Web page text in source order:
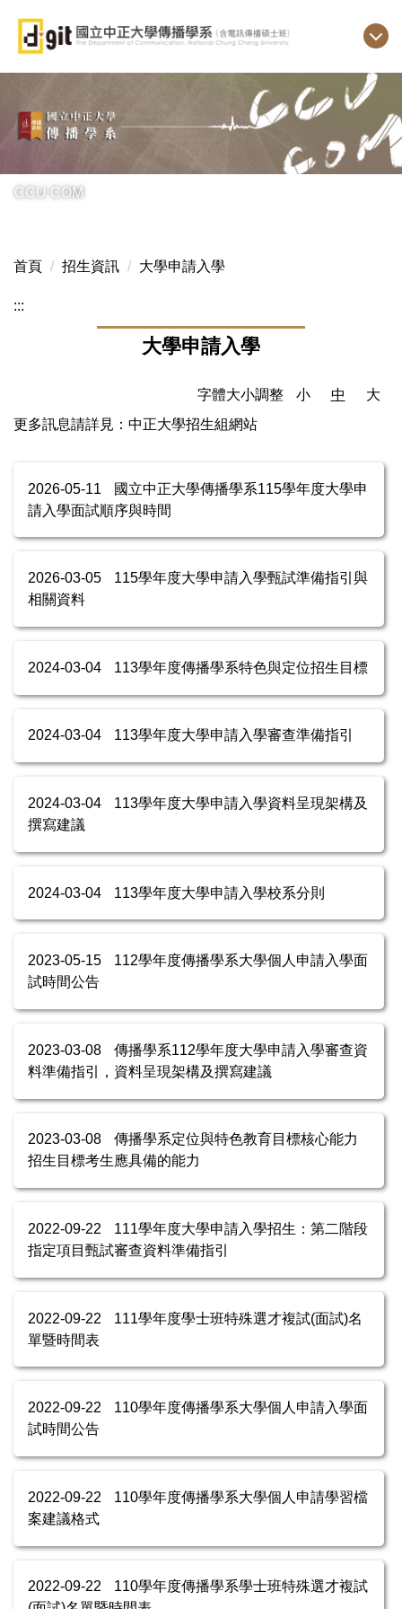
主
區
CCU COM
首頁 招生資訊 大學申請入學
:::
大學申請入學
字體大小調整 小 中
大
更多訊息請詳見： 中正大學招生組網站
2026-05-11
國立中正大學傳播學系115學年度大學申
請入學面試順序與時間
2026-03-05
115學年度大學申請入學甄試準備指引與
相關資料
2024-03-04 113學年度傳播學系特色與定位招生目標
2024-03-04 113學年度大學申請入學審查準備指引
2024-03-04
113學年度大學申請入學資料呈現架構及
撰寫建議
2024-03-04 113學年度大學申請入學校系分則
2023-05-15
112學年度傳播學系大學個人申請入學面
試時間公告
2023-03-08
傳播學系112學年度大學申請入學審查資
料準備指引，資料呈現架構及撰寫建議
2023-03-08
傳播學系定位與特色教育目標核心能力
招生目標考生應具備的能力
2022-09-22
111學年度大學申請入學招生：第二階段
指定項目甄試審查資料準備指引
2022-09-22
111學年度學士班特殊選才複試(面試)名
單暨時間表
2022-09-22
110學年度傳播學系大學個人申請入學面
試時間公告
2022-09-22
110學年度傳播學系大學個人申請學習檔
案建議格式
2022-09-22
110學年度傳播學系學士班特殊選才複試